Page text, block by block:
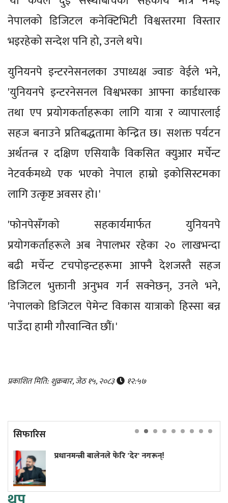
नेपालको डिजिटल कनेक्टिभिटी विश्वस्तरमा विस्तार
भइरहेको सन्देश पनि हो, उनले थपे।
युनियनपे इन्टरनेसनलका उपाध्यक्ष ज्वाङ वेईले भने,
'युनियनपे इन्टरनेसनल विश्वभरका आफ्ना कार्डधारक
तथा एप प्रयोगकर्ताहरूका लागि यात्रा र व्यापारलाई
सहज बनाउने प्रतिबद्धतामा केन्द्रित छ। सशक्त पर्यटन
अर्थतन्त्र र दक्षिण एसियाकै विकसित क्युआर मर्चेन्ट
नेटवर्कमध्ये एक भएको नेपाल हाम्रो इकोसिस्टमका
लागि उत्कृष्ट अवसर हो।'
'फोनपेसँगको सहकार्यमार्फत युनियनपे
प्रयोगकर्ताहरूले अब नेपालभर रहेका २० लाखभन्दा
बढी मर्चेन्ट टचपोइन्टहरूमा आफ्नै देशजस्तै सहज
डिजिटल भुक्तानी अनुभव गर्न सक्नेछन्, उनले भने,
'नेपालको डिजिटल पेमेन्ट विकास यात्राको हिस्सा बन्न
पाउँदा हामी गौरवान्वित छौं।'
प्रकाशित मिति: शुक्रबार, जेठ १५, २०८३ १२:५७
सिफारिस
बालेनले फेरि 'देर' नगरून्!